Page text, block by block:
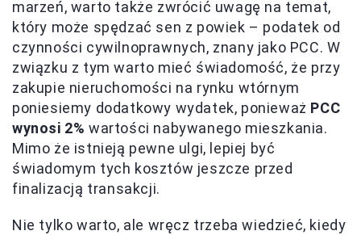
marzeń, warto także zwrócić uwagę na temat,
który może spędzać sen z powiek – podatek od
czynności cywilnoprawnych, znany jako PCC. W
związku z tym warto mieć świadomość, że przy
zakupie nieruchomości na rynku wtórnym
poniesiemy dodatkowy wydatek, ponieważ PCC
wynosi 2% wartości nabywanego mieszkania.
Mimo że istnieją pewne ulgi, lepiej być
świadomym tych kosztów jeszcze przed
finalizacją transakcji.
Nie tylko warto, ale wręcz trzeba wiedzieć, kiedy